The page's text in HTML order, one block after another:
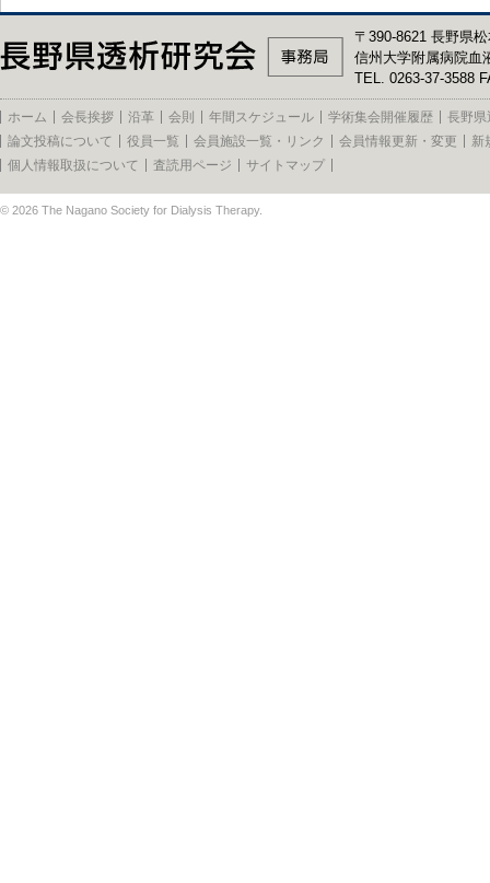
〒390-8621 長野県
信州大学附属病院血
TEL. 0263-37-3588
ホーム 会長挨拶 沿革 会則 年間スケジュール 学術集会開催履歴
長野県
論文投稿について
役員一覧 会員施設一覧・リンク 会員情報更新・変更
新
個人情報取扱について
査読用ページ サイトマップ
© 2026 The Nagano Society for Dialysis Therapy.